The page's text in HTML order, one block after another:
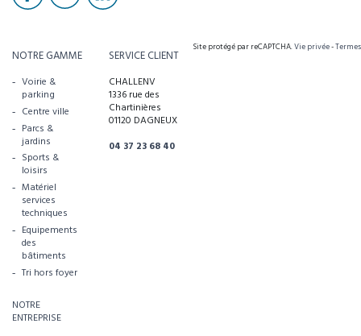
NOTRE GAMME
Voirie &
parking
Centre ville
Parcs &
jardins
Sports &
loisirs
Matériel
services
techniques
Equipements
des
bâtiments
Tri hors foyer
NOTRE
ENTREPRISE
SERVICE CLIENT
CHALLENV
1336 rue des
Chartinières
01120 DAGNEUX
04 37 23 68 40
Site protégé par reCAPTCHA.Vie privée-Termes